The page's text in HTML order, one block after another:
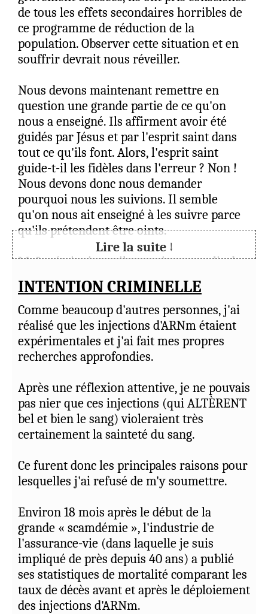
que plusieurs compagnons ont eu et ont
encore des effets secondaires invalidants,
graves.
Je ne sais pas quoi faire, surtout en voyant
au télédiffusion de 07/2026 l'organisation
persistant et signant: nous leur devons une
obéissance aveugle !! Comme les Israélites
envers Moïse ! (mais combien de fois
Moïse s'est-il trompé ? Combien de fois a-
t-il mené le peuple dans des impasses, des
pièges, leur disant "Jéhovah s'est trompé":
JAMAIS. De plus Moïse était clairement
choisi par Dieu, cela ressort à de
nombreuses reprises au vu des relations
extraordinaires qu'il avait avec Jéhovah, au
vu des miracles accomplis par Dieu à son
Me serais-je trompé depuis toutes ces
années? Et puis, j'ai commencé à creuser :
livre LUCAS1710, livre "Crise de
conscience", recherche sur la chute de
Jérusalem -607 ??? base pour arriver
Du coup, je ne dors pas beaucoup mieux
finalement...
Carcassonne (FRANCE).
de tous les effets secondaires horribles de
ce programme de réduction de la
population. Observer cette situation et en
souffrir devrait nous réveiller.
Nous devons maintenant remettre en
question une grande partie de ce qu'on
nous a enseigné. Ils affirment avoir été
guidés par Jésus et par l'esprit saint dans
tout ce qu'ils font. Alors, l'esprit saint
guide-t-il les fidèles dans l'erreur ? Non !
Nous devons donc nous demander
pourquoi nous les suivions. Il semble
qu'on nous ait enseigné à les suivre parce
qu'ils prétendent être oints.
Moïse était oint et il pouvait accomplir des
miracles, tout comme ceux qui se
trouvaient dans la chambre haute, tout
comme Jésus. David a été oint d'huile et il a
prophétisé. Nous devrions examiner à
nouveau les oints mentionnés dans la
Bible. L'onction était publique et
trouve aucune preuve d'une onction
secrète. Suivions-nous, en réalité, des gens
contre lesquels Jésus nous avait mis en
garde ?
« Car beaucoup viendront en mon nom,
disant : “Je suis le Christ”, et ils égareront
Nous devons prier ardemment pour
recevoir des directives claires et une vérité
pure, non altérée. Ce monde est saturé de
mensonges ; il est très difficile de les
percer à jour, et il nous est impossible de
trouver notre chemin sans guidance.
Lire la suite ↓
INTENTION CRIMINELLE
Comme beaucoup d'autres personnes, j'ai
réalisé que les injections d'ARNm étaient
expérimentales et j'ai fait mes propres
recherches approfondies.
Après une réflexion attentive, je ne pouvais
pas nier que ces injections (qui ALTÈRENT
bel et bien le sang) violeraient très
certainement la sainteté du sang.
Ce furent donc les principales raisons pour
lesquelles j'ai refusé de m'y soumettre.
Environ 18 mois après le début de la
grande « scamdémie », l'industrie de
l'assurance-vie (dans laquelle je suis
impliqué de près depuis 40 ans) a publié
ses statistiques de mortalité comparant les
taux de décès avant et après le déploiement
des injections d'ARNm.